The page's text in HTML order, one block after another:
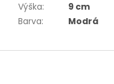
Výška:
9 cm
Barva: Modrá